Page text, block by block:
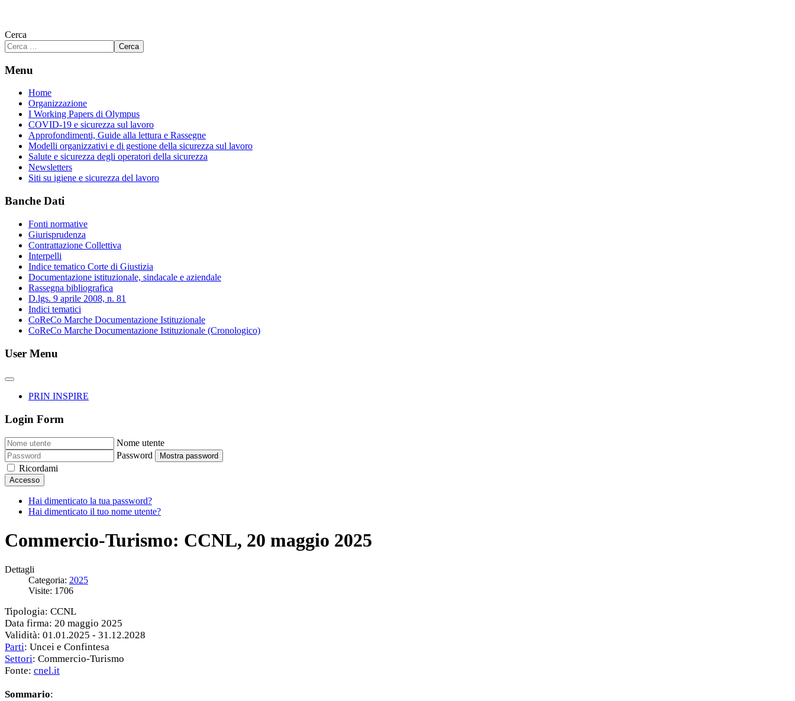
Cerca
Cerca
Menu
Home
Organizzazione
I Working Papers di Olympus
COVID-19 e sicurezza sul lavoro
Approfondimenti, Guide alla lettura e Rassegne
Modelli organizzativi e di gestione della sicurezza sul lavoro
Salute e sicurezza degli operatori della sicurezza
Newsletters
Siti su igiene e sicurezza del lavoro
Banche Dati
Fonti normative
Giurisprudenza
Contrattazione Collettiva
Interpelli
Indice tematico Corte di Giustizia
Documentazione istituzionale, sindacale e aziendale
Rassegna bibliografica
D.lgs. 9 aprile 2008, n. 81
Indici tematici
CoReCo Marche Documentazione Istituzionale
CoReCo Marche Documentazione Istituzionale (Cronologico)
User Menu
PRIN INSPIRE
Login Form
Nome utente
Password
Mostra password
Ricordami
Accesso
Hai dimenticato la tua password?
Hai dimenticato il tuo nome utente?
Commercio-Turismo: CCNL, 20 maggio 2025
Dettagli
Categoria: 2025
Visite: 1706
Tipologia: CCNL
Data firma: 20 maggio 2025
Validità: 01.01.2025 - 31.12.2028
Parti: Uncei e Confintesa
Settori: Commercio-Turismo
Fonte: cnel.it
Sommario: